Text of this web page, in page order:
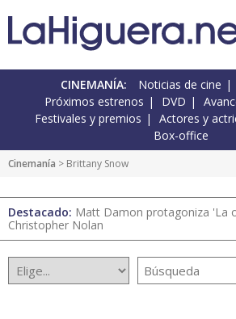
CINEMANÍA: Noticias de cine
Próximos estrenos
DVD
Festivales y premios
Actores y
Box-office
Cinemanía > Brittany Snow
Destacado: Matt Damon protagoniza 'La
Christopher Nolan